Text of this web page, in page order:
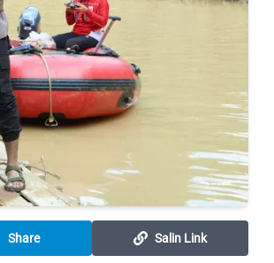
Share Salin Link